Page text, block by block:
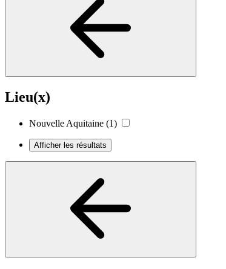
Lieu(x)
Nouvelle Aquitaine (1)
Afficher les résultats